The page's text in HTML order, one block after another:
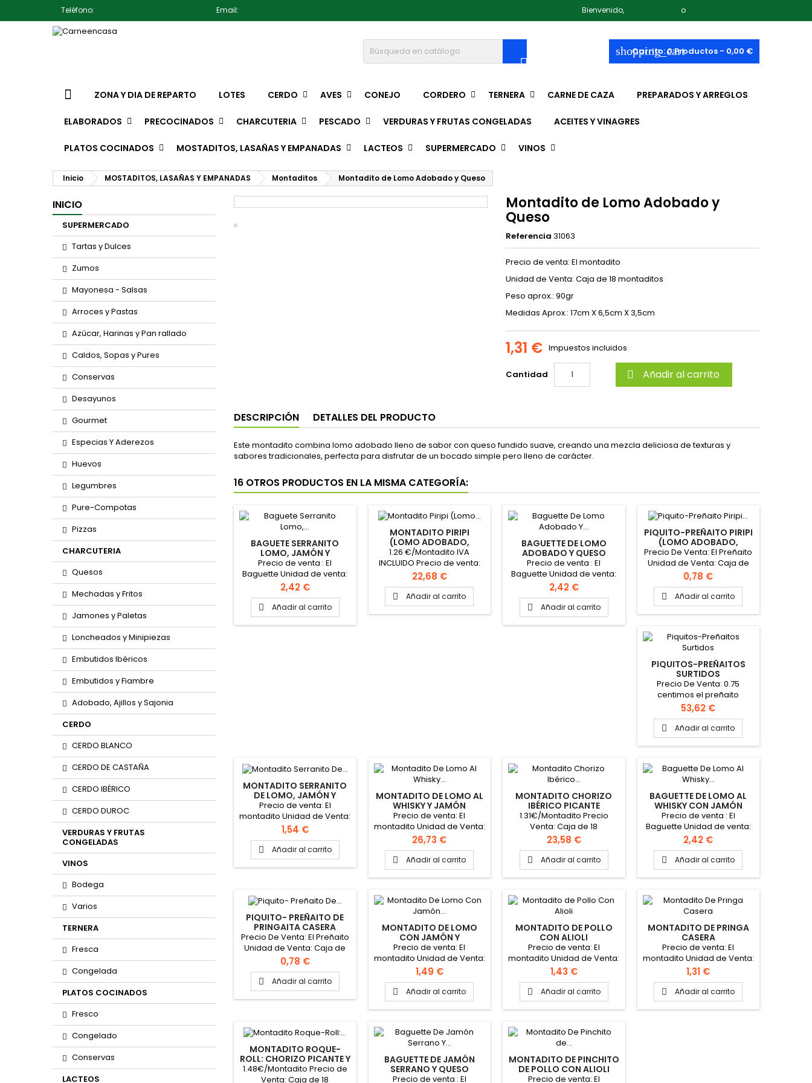
Teléfono: Email: Bienvenido, o
shopping_cart
Carrito:0Productos - 0,00 €

ZONA Y DIA DE REPARTO LOTES CERDO AVES CONEJO CORDERO TERNERA CARNE DE CAZA PREPARADOS Y ARREGLOS
ELABORADOS PRECOCINADOS CHARCUTERIA PESCADO VERDURAS Y FRUTAS CONGELADAS ACEITES Y VINAGRES
PLATOS COCINADOS MOSTADITOS, LASAÑAS Y EMPANADAS LACTEOS SUPERMERCADO VINOS
Inicio MOSTADITOS, LASAÑAS Y EMPANADAS Montaditos Montadito de Lomo Adobado y Queso
INICIO
SUPERMERCADO
Tartas y Dulces
Zumos
Mayonesa - Salsas
Arroces y Pastas
Azúcar, Harinas y Pan rallado
Caldos, Sopas y Pures
Conservas
Desayunos
Gourmet
Especias Y Aderezos
Huevos
Legumbres
Pure-Compotas
Pizzas
CHARCUTERIA
Quesos
Mechadas y Fritos
Jamones y Paletas
Loncheados y Minipiezas
Embutidos Ibéricos
Embutidos y Fiambre
Adobado, Ajillos y Sajonia
CERDO
CERDO BLANCO
CERDO DE CASTAÑA
CERDO IBÉRICO
CERDO DUROC
VERDURAS Y FRUTAS
CONGELADAS
VINOS
Bodega
Varios
TERNERA
Fresca
Congelada
PLATOS COCINADOS
Fresco
Congelado
Conservas
LACTEOS
Montadito de Lomo Adobado y
Queso
Referencia 31063
Precio de venta: El montadito
Unidad de Venta: Caja de 18 montaditos
Peso aprox.: 90gr
Medidas Aprox.: 17cm X 6,5cm X 3,5cm
1,31 € Impuestos incluidos
Cantidad  Añadir al carrito
DESCRIPCIÓN DETALLES DEL PRODUCTO
Este montadito combina lomo adobado lleno de sabor con queso fundido suave, creando una mezcla deliciosa de texturas y
sabores tradicionales, perfecta para disfrutar de un bocado simple pero lleno de carácter.
16 OTROS PRODUCTOS EN LA MISMA CATEGORÍA:
BAGUETE SERRANITO
LOMO, JAMÓN Y
PIMIENTO
Precio de venta : El
Baguette Unidad de venta:
Caja de 12 Baguette Peso
Aprox.: 220gr Medidas
aprox.: 27cm x 5cm x 4cm
Precio
2,42 €
 Añadir al carrito
MONTADITO PIRIPI
(LOMO ADOBADO,
QUESO, BACON Y ALIOLI)
1.26 €/Montadito IVA
INCLUIDO Precio de venta:
La caja Unidad de Venta:
Caja de 18 montaditos Peso
aproximado del montadito:
125gr Medidas
Aproximadas del
Precio
22,68 €
 Añadir al carrito
BAGUETTE DE LOMO
ADOBADO Y QUESO
Precio de venta : El
Baguette Unidad de venta:
Caja de 12 Baguette Peso
Aprox.: 205gr Medidas
aprox.: 27cm x 5cm x 4cm
Precio
2,42 €
 Añadir al carrito
PIQUITO-PREÑAITO PIRIPI
(LOMO ADOBADO,
QUESO, BACON Y ALIOLI)
Precio De Venta: El Preñaito
Unidad de Venta: Caja de
72 Unidades Peso Aprox.:
30 gr Medidas Aprox.: 5 cm
X 4,5 cm X 3,5 cm
Precio
0,78 €
 Añadir al carrito
PIQUITOS-PREÑAITOS
SURTIDOS
Precio De Venta: 0.75
centimos el preñaito
Unidad de Venta: Caja de
72 Unidades De preñaitos
Se puede surtir la caja en
los cinco sabores (siempre
multiplos de 18 und.): -
roque - Pringa - Lomo
adobado, rulo de cabra y
cebolla caramelizada -
Piripi - Bacalao dorado
Peso Aprox.: 30 gr Medidas
Aprox.: 5 cm X 4,5 cm X 3,5
cm
Precio
53,62 €
 Añadir al carrito
MONTADITO SERRANITO
DE LOMO, JAMÓN Y
PIMIENTO
Precio de venta: El
montadito Unidad de Venta:
Caja de 18 montaditos Peso
aprox.: 110gr Medidas Aprox.:
17cm X 6,5cm X 3,5cm
Precio
1,54 €
 Añadir al carrito
MONTADITO DE LOMO AL
WHISKY Y JAMÓN
Precio de venta: El
montadito Unidad de Venta:
Caja de 18 montaditos Peso
aprox.: 110gr Medidas Aprox.:
17cm X 6,5cm X 3,5cm
Precio
26,73 €
 Añadir al carrito
MONTADITO CHORIZO
IBÉRICO PICANTE
1.31€/Montadito Precio
Venta: Caja de 18
montaditos Peso aprox.:
105gr Medidas Aprox.: 17cm
X 6,5cm X 3,5cm
Precio
23,58 €
 Añadir al carrito
BAGUETTE DE LOMO AL
WHISKY CON JAMÓN
Precio de venta : El
Baguette Unidad de venta:
Caja de 12 Baguette Peso
Aprox.: 220gr Medidas
aprox.: 27cm x 5cm x 4cm
Precio
2,42 €
 Añadir al carrito
PIQUITO- PREÑAITO DE
PRINGAITA CASERA
Precio De Venta: El Preñaito
Unidad de Venta: Caja de
72 Unidades Peso Aprox.:
30 gr Medidas Aprox.: 5 cm
X 4,5 cm X 3,5 cm
Precio
0,78 €
 Añadir al carrito
MONTADITO DE LOMO
CON JAMÓN Y
SALMOREJO
Precio de venta: El
montadito Unidad de Venta:
Caja de 18 montaditos Peso
aprox.: 110gr Medidas Aprox.:
17cm X 6,5cm X 3,5cm
Precio
1,49 €
 Añadir al carrito
MONTADITO DE POLLO
CON ALIOLI
Precio de venta: El
montadito Unidad de Venta:
Caja de 18 montaditos Peso
aprox.: 115gr Medidas Aprox.:
17cm X 6,5cm X 3,5cm
Precio
1,43 €
 Añadir al carrito
MONTADITO DE PRINGA
CASERA
Precio de venta: El
montadito Unidad de Venta:
Caja de 18 montaditos Peso
aprox.: 110gr Medidas Aprox.:
17cm X 6,5cm X 3,5cm
Precio
1,31 €
 Añadir al carrito
MONTADITO ROQUE-
ROLL: CHORIZO PICANTE Y
ROQUE
1.48€/Montadito Precio de
Venta: Caja de 18
BAGUETTE DE JAMÓN
SERRANO Y QUESO
Precio de venta : El
MONTADITO DE PINCHITO
DE POLLO CON ALIOLI
Precio de venta: El